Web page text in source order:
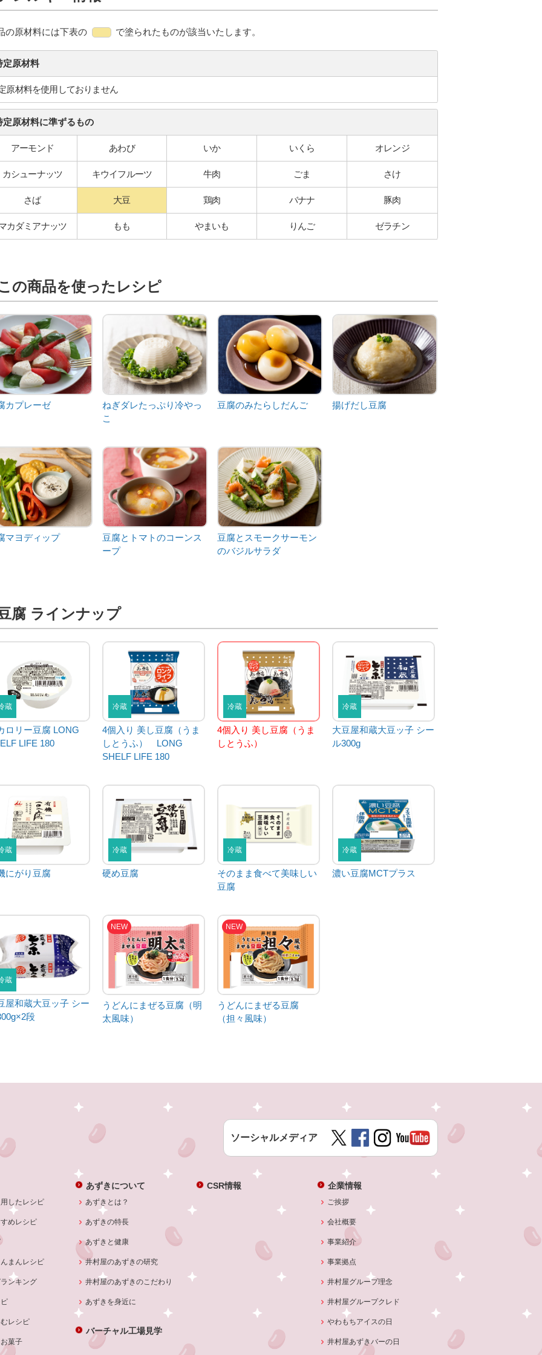
の原材料には下表の で塗られたものが該当いたします。
定原材料
原材料を使用しておりません
定原材料に準ずるもの
アーモンド あわび いか いくら オレンジ
カシューナッツ キウイフルーツ 牛肉 ごま さけ
さば 大豆 鶏肉 バナナ 豚肉
カダミアナッツ もも やまいも りんご ゼラチン
の商品を使ったレシピ
カプレーゼ
ねぎダレたっぷり冷やっ
こ
豆腐のみたらしだんご 揚げだし豆腐
マヨディップ
豆腐とトマトのコーンス
ープ
豆腐とスモークサーモン
のバジルサラダ
腐 ラインナップ
蔵
ロリー豆腐 LONG
LIFE 180
冷蔵
4個入り 美し豆腐（うま
しとうふ） LONG
SHELF LIFE 180
冷蔵
4個入り 美し豆腐（うま
しとうふ）
冷蔵
大豆屋和蔵大豆ッ子 シー
ル300g
蔵
にがり豆腐
冷蔵
硬め豆腐
冷蔵
そのまま食べて美味しい
豆腐
冷蔵
濃い豆腐MCTプラス
蔵
屋和蔵大豆ッ子 シー
段
NEW
うどんにまぜる豆腐（明
太風味）
NEW
うどんにまぜる豆腐
（担々風味）
ソーシャルメディア
したレシピ
めレシピ
まんレシピ
ンキング
レシピ
菓子
あずきについて
あずきとは？
あずきの特長
あずきと健康
井村屋のあずきの研究
井村屋のあずきのこだわり
あずきを身近に
バーチャル工場見学
CSR情報 企業情報
ご挨拶
会社概要
事業紹介
事業拠点
井村屋グループ理念
井村屋グループクレド
やわもちアイスの日
井村屋あずきバーの日